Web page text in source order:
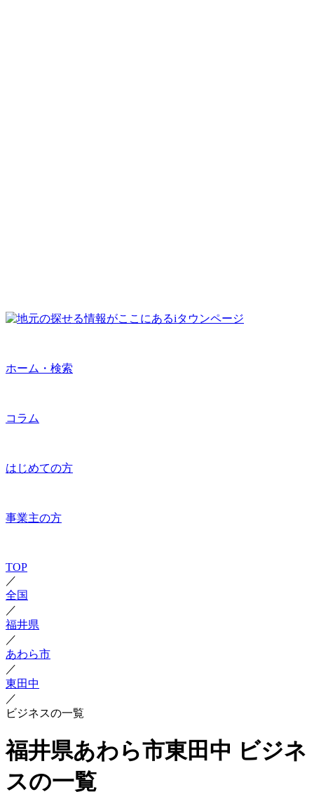
ホーム・検索
コラム
はじめての方
事業主の方
TOP
／
全国
／
福井県
／
あわら市
／
東田中
／
ビジネスの一覧
福井県あわら市東田中 ビジネ
スの一覧